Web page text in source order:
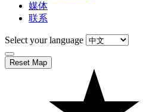
媒体
联系
Select your language
Reset Map